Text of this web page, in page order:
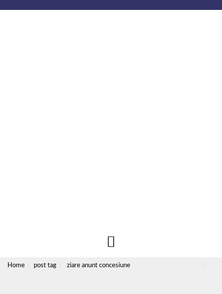
Home post tag ziare anunt concesiune